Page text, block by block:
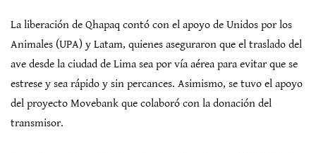
La liberación de Qhapaq contó con el apoyo de Unidos por los
Animales (UPA) y Latam, quienes aseguraron que el traslado del
ave desde la ciudad de Lima sea por vía aérea para evitar que se
estrese y sea rápido y sin percances. Asimismo, se tuvo el apoyo
del proyecto Movebank que colaboró con la donación del
transmisor.